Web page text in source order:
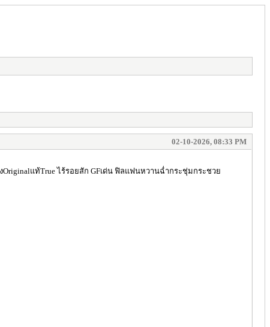
02-10-2026, 08:33 PM
Originalแท้True ไร้รอยสัก GFเด่น ฟิลแฟนหวานฉ่ำกระชุ่มกระชวย